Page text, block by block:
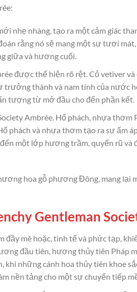
nhẹ nhàng, tạo ra một cảm giác
rằng nó sẽ mang một sự tươi
giữa và hương cuối.
được thể hiện rõ rệt. Cỏ vetiver và
trưởng thành và nam tính của nước
tượng từ mở đầu cho đến phần kết.
Ambrée. Hổ phách, nhựa thơm
phách và nhựa thơm tạo ra sự ấm
một lớp hương trầm, quyến rũ và
hoa gỗ phương Đông, mang lại
Gentleman
mê hoặc, tinh tế và phức tạp,
đầu tiên, hương thủy tiên Pháp
những cánh hoa thủy tiên khoe
nền tảng cho một sự chuyển tiếp